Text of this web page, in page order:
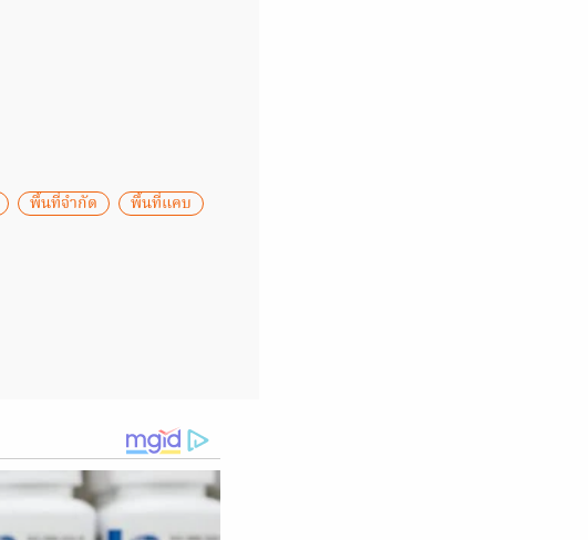
พื้นที่จำกัด พื้นที่แคบ